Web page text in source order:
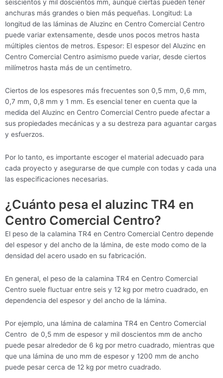
seiscientos y mil doscientos mm, aunque ciertas pueden tener
anchuras más grandes o bien más pequeñas. Longitud: La
longitud de las láminas de Aluzinc en Centro Comercial Centro
puede variar extensamente, desde unos pocos metros hasta
múltiples cientos de metros. Espesor: El espesor del Aluzinc en
Centro Comercial Centro asimismo puede variar, desde ciertos
milímetros hasta más de un centímetro.
Ciertos de los espesores más frecuentes son 0,5 mm, 0,6 mm,
0,7 mm, 0,8 mm y 1 mm. Es esencial tener en cuenta que la
medida del Aluzinc en Centro Comercial Centro puede afectar a
sus propiedades mecánicas y a su destreza para aguantar cargas
y esfuerzos.
Por lo tanto, es importante escoger el material adecuado para
cada proyecto y asegurarse de que cumple con todas y cada una
las especificaciones necesarias.
¿Cuánto pesa el aluzinc TR4 en
Centro Comercial Centro?
El peso de la calamina TR4 en Centro Comercial Centro depende
del espesor y del ancho de la lámina, de este modo como de la
densidad del acero usado en su fabricación.
En general, el peso de la calamina TR4 en Centro Comercial
Centro suele fluctuar entre seis y 12 kg por metro cuadrado, en
dependencia del espesor y del ancho de la lámina.
Por ejemplo, una lámina de calamina TR4 en Centro Comercial
Centro de 0,5 mm de espesor y mil doscientos mm de ancho
puede pesar alrededor de 6 kg por metro cuadrado, mientras que
que una lámina de uno mm de espesor y 1200 mm de ancho
puede pesar cerca de 12 kg por metro cuadrado.